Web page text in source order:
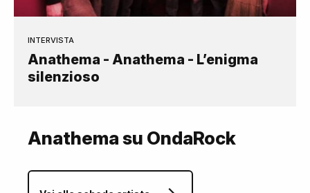
INTERVISTA
Anathema - Anathema - L’enigma
silenzioso
Anathema su OndaRock